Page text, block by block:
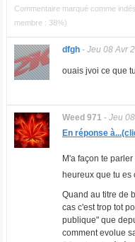
Commentaire marqué comme
membre : 38%)
dfgh- Jeu 08 Avr
ouais jvoi ce que
Weed 971- Jeu
En réponse
M'a façon te
heureux que tu es
Quand au titre de
cas c'est trop tot
publique" que
comment evolue